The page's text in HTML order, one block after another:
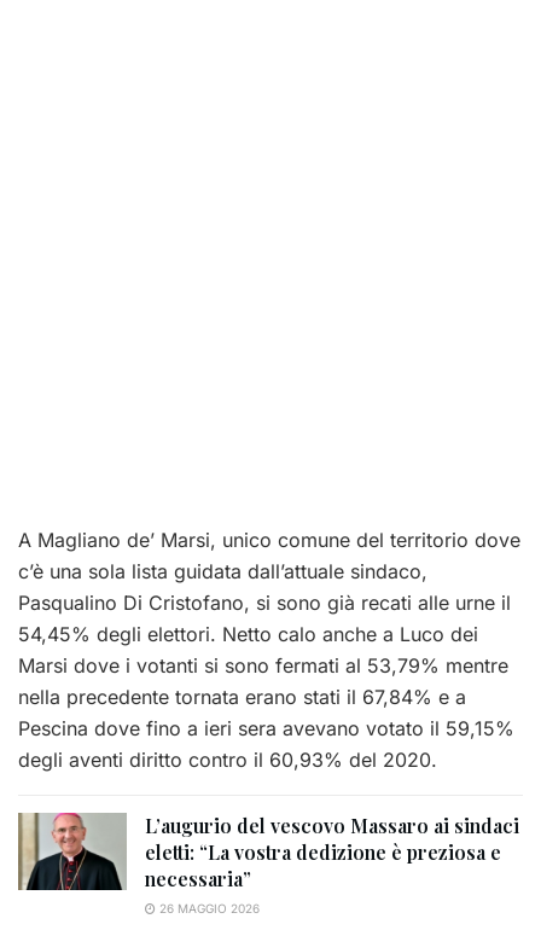
A Magliano de’ Marsi, unico comune del territorio dove
c’è una sola lista guidata dall’attuale sindaco,
Pasqualino Di Cristofano, si sono già recati alle urne il
54,45% degli elettori. Netto calo anche a Luco dei
Marsi dove i votanti si sono fermati al 53,79% mentre
nella precedente tornata erano stati il 67,84% e a
Pescina dove fino a ieri sera avevano votato il 59,15%
degli aventi diritto contro il 60,93% del 2020.
L’augurio del vescovo Massaro ai sindaci
eletti: “La vostra dedizione è preziosa e
necessaria”
26 MAGGIO 2026